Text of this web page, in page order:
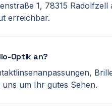
1, 78315 Radolfzell
erreichbar.
Optik an?
um Ihr gutes Sehen.